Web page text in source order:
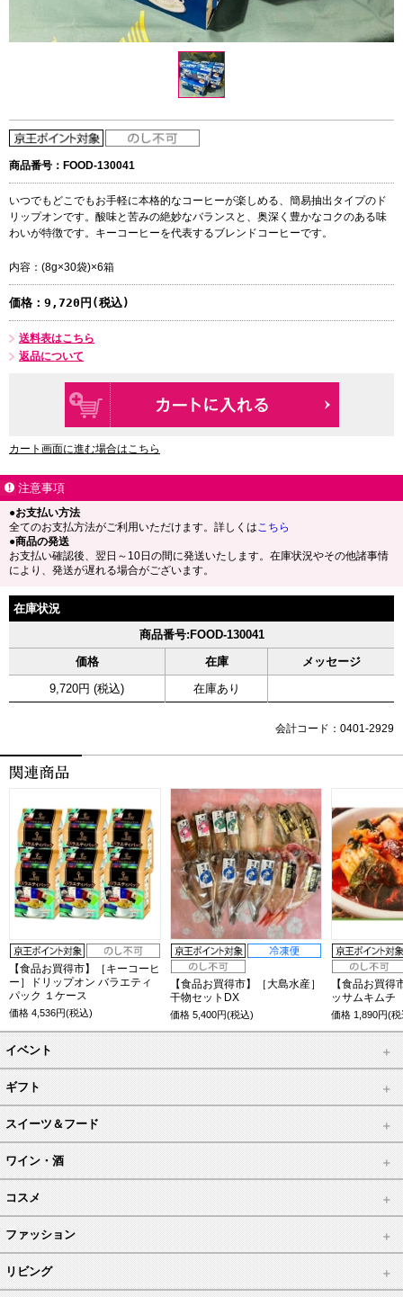
商品番号：FOOD-130041
いつでもどこでもお手軽に本格的なコーヒーが楽しめる、簡易抽出タイプのド
リップオンです。酸味と苦みの絶妙なバランスと、奥深く豊かなコクのある味
わいが特徴です。キーコーヒーを代表するブレンドコーヒーです。
内容：(8g×30袋)×6箱
価格： 9,720円(税込)
送料表はこちら
返品について
カート画面に進む場合はこちら
注意事項
●お支払い方法
全てのお支払方法がご利用いただけます。詳しくはこちら
●商品の発送
お支払い確認後、翌日～10日の間に発送いたします。在庫状況やその他諸事情
により、発送が遅れる場合がございます。
在庫状況
商品番号:FOOD-130041
価格
在庫
メッセージ
9,720円 (税込)
在庫あり
会計コード：0401-2929
【食品お買得市】［キーコーヒ
ー］ドリップオン バラエティ
パック １ケース
価格 4,536円(税込)
【食品お買得市】［大島水産］
干物セットDX
価格5,400円(税込)
【食品お買得
ッサムキムチ
価格 1,890円(
イベント
ギフト
スイーツ＆フード
ワイン・酒
コスメ
ファッション
リビング